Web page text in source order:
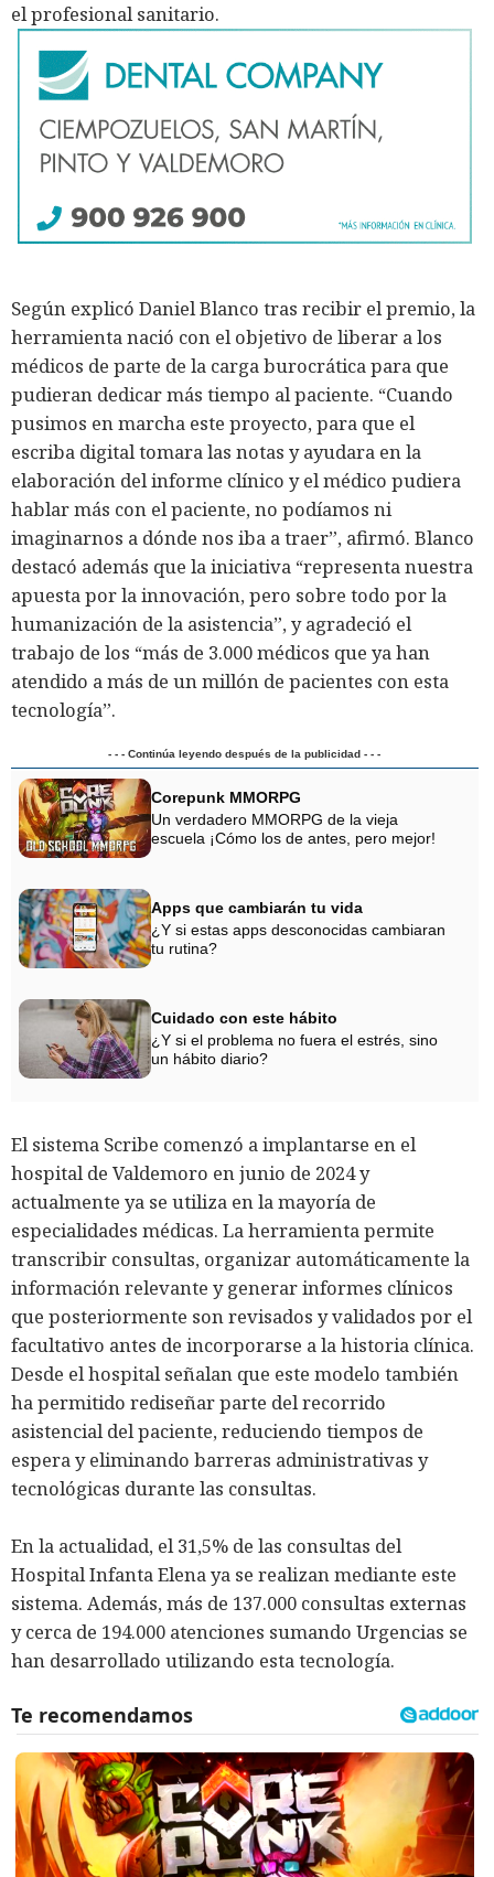
el profesional sanitario.
Según explicó Daniel Blanco tras recibir el premio, la
herramienta nació con el objetivo de liberar a los
médicos de parte de la carga burocrática para que
pudieran dedicar más tiempo al paciente. “Cuando
pusimos en marcha este proyecto, para que el
escriba digital tomara las notas y ayudara en la
elaboración del informe clínico y el médico pudiera
hablar más con el paciente, no podíamos ni
imaginarnos a dónde nos iba a traer”, afirmó. Blanco
destacó además que la iniciativa “representa nuestra
apuesta por la innovación, pero sobre todo por la
humanización de la asistencia”, y agradeció el
trabajo de los “más de 3.000 médicos que ya han
atendido a más de un millón de pacientes con esta
tecnología”.
- - - Continúa leyendo después de la publicidad - - -
Corepunk MMORPG
Un verdadero MMORPG de la vieja
escuela ¡Cómo los de antes, pero mejor!
Apps que cambiarán tu vida
¿Y si estas apps desconocidas cambiaran
tu rutina?
Cuidado con este hábito
¿Y si el problema no fuera el estrés, sino
un hábito diario?
El sistema Scribe comenzó a implantarse en el
hospital de Valdemoro en junio de 2024 y
actualmente ya se utiliza en la mayoría de
especialidades médicas. La herramienta permite
transcribir consultas, organizar automáticamente la
información relevante y generar informes clínicos
que posteriormente son revisados y validados por el
facultativo antes de incorporarse a la historia clínica.
Desde el hospital señalan que este modelo también
ha permitido rediseñar parte del recorrido
asistencial del paciente, reduciendo tiempos de
espera y eliminando barreras administrativas y
tecnológicas durante las consultas.
En la actualidad, el 31,5% de las consultas del
Hospital Infanta Elena ya se realizan mediante este
sistema. Además, más de 137.000 consultas externas
y cerca de 194.000 atenciones sumando Urgencias se
han desarrollado utilizando esta tecnología.